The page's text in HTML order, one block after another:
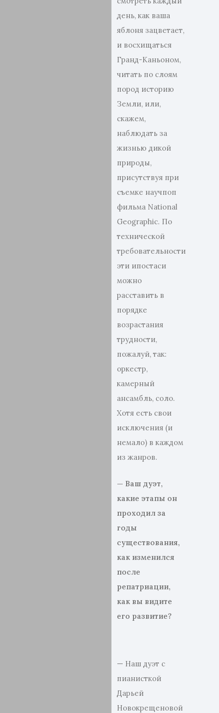
день, как ваша
яблоня зацветает,
и восхищаться
Гранд-Каньоном,
читать по слоям
пород историю
Земли, или,
скажем,
наблюдать за
жизнью дикой
природы,
присутствуя при
съемке научпоп
фильма National
Geographic. По
технической
требовательности
эти ипостаси
можно
расставить в
порядке
возрастания
трудности,
пожалуй, так:
оркестр,
камерный
ансамбль, соло.
Хотя есть свои
исключения (и
немало) в каждом
из жанров.
— Ваш дуэт,
какие этапы он
проходил за
годы
существования,
как изменился
после
репатриации,
как вы видите
его развитие?
— Наш дуэт с
пианисткой
Дарьей
Новокрещеновой